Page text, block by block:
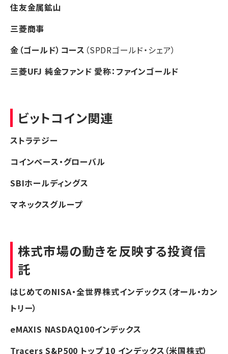
住友金属鉱山
三菱商事
金（ゴールド）コース （SPDRゴールド・シェア）
三菱UFJ 純金ファンド 愛称：ファインゴールド
ビットコイン関連
ストラテジー
コインベース・グローバル
SBIホールディングス
マネックスグループ
株式市場の動きを反映する投資信
託
はじめてのNISA・全世界株式インデックス（オール・カン
トリー）
eMAXIS NASDAQ100インデックス
Tracers S&P500 トップ 10 インデックス（米国株式）